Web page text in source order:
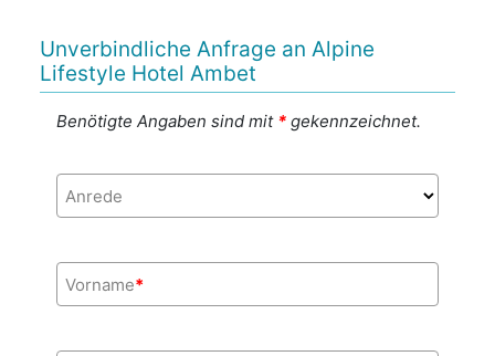
Unverbindliche Anfrage an Alpine
Lifestyle Hotel Ambet
Benötigte Angaben sind mit *gekennzeichnet.
Anrede
Vorname*